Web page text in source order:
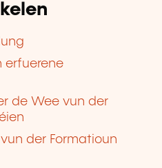
erfuerene
de Wee vun der
der Formatioun